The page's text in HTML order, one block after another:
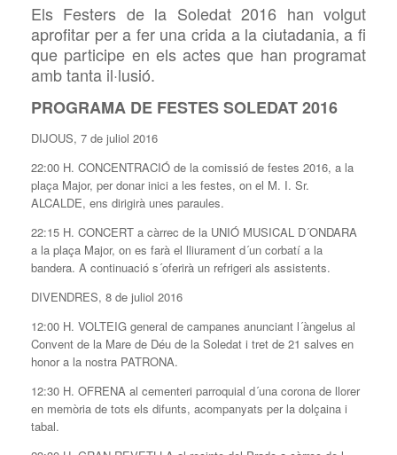
Els Festers de la Soledat 2016 han volgut
aprofitar per a fer una crida a la ciutadania, a fi
que participe en els actes que han programat
amb tanta il·lusió.
PROGRAMA DE FESTES SOLEDAT 2016
DIJOUS, 7 de juliol 2016
22:00 H. CONCENTRACIÓ de la comissió de festes 2016, a la
plaça Major, per donar inici a les festes, on el M. I. Sr.
ALCALDE, ens dirigirà unes paraules.
22:15 H. CONCERT a càrrec de la UNIÓ MUSICAL D´ONDARA
a la plaça Major, on es farà el lliurament d´un corbatí a la
bandera. A continuació s´oferirà un refrigeri als assistents.
DIVENDRES, 8 de juliol 2016
12:00 H. VOLTEIG general de campanes anunciant l´àngelus al
Convent de la Mare de Déu de la Soledat i tret de 21 salves en
honor a la nostra PATRONA.
12:30 H. OFRENA al cementeri parroquial d´una corona de llorer
en memòria de tots els difunts, acompanyats per la dolçaina i
tabal.